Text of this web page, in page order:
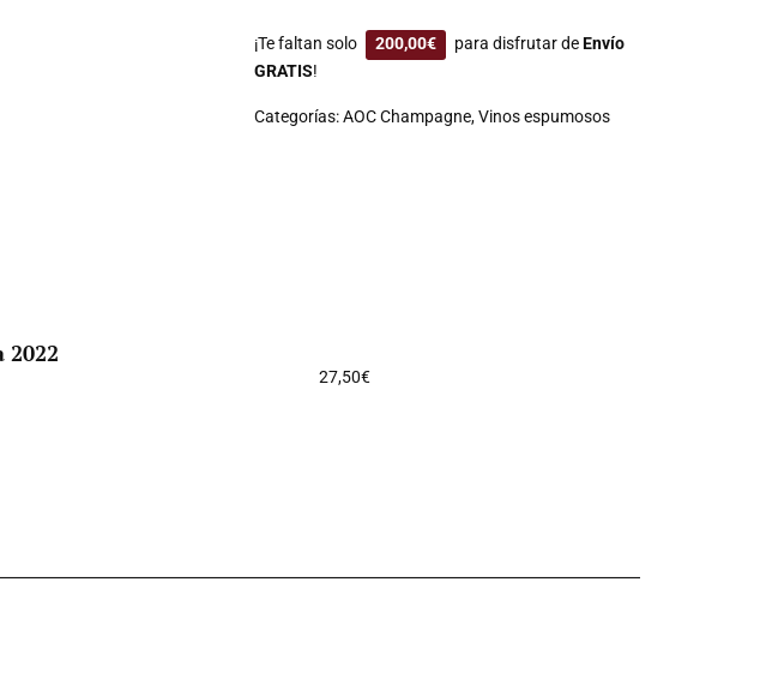
¡Te faltan solo 200,00€ para disfrutar deEnvío
GRATIS!
Categorías:AOC Champagne,Vinos espumosos
2022
27,50€